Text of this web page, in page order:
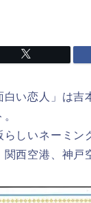
白い恋人」は
らしいネーミン
関西空港、神戸